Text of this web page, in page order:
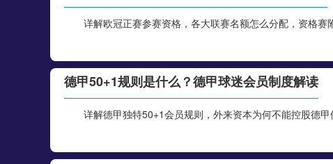
详解欧冠正赛参赛资格，各大联赛名额怎么分配，资格赛
德甲50+1规则是什么？德甲球迷会员制度解读
详解德甲独特50+1会员规则，外来资本为何不能控股德甲